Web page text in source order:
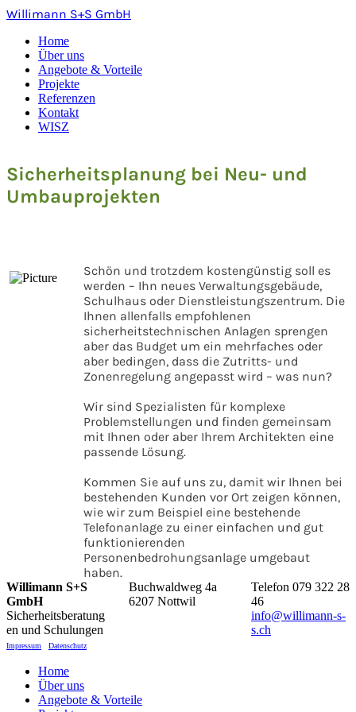
Willimann S+S GmbH
Home
Über uns
Angebote & Vorteile
Projekte
Referenzen
Kontakt
WISZ
Sicherheitsplanung bei Neu- und
Umbauprojekten
Schön und trotzdem kostengünstig soll es
werden – Ihn neues Verwaltungsgebäude,
Schulhaus oder Dienstleistungszentrum. Die
Ihnen allenfalls empfohlenen
sicherheitstechnischen Anlagen sprengen
aber das Budget um ein mehrfaches oder
aber bedingen, dass die Zutritts- und
Zonenregelung angepasst wird – was nun?
Wir sind Spezialisten für komplexe
Problemstellungen und finden gemeinsam
mit Ihnen oder aber Ihrem Architekten eine
passende Lösung.
Kommen Sie auf uns zu, damit wir Ihnen bei
bestehenden Kunden vor Ort zeigen können,
wie wir zum Beispiel eine bestehende
Telefonanlage zu einer einfachen und gut
funktionierenden
Personenbedrohungsanlage umgebaut
haben.
Willimann S+S
GmbH
Sicherheitsberatung
en und Schulungen
Buchwaldweg 4a
6207 Nottwil
Telefon 079 322 28
46
info@willimann-s-
s.ch
Impressum Datenschutz
Home
Über uns
Angebote & Vorteile